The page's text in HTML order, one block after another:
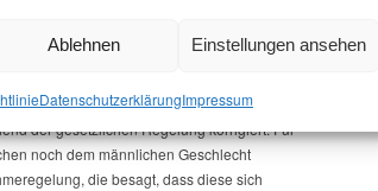
Ablehnen Einstellungen ansehen
Datenschutz­erklärungImpressum
im Reißverschlussverfahren
keine weiteren Bewerber*innen
Bewerber*in des anderen Geschlechts auf
diesem Prinzip nicht folgen, werden durch
der gesetzlichen Regelung korrigiert. Für
noch dem männlichen Geschlecht
die besagt, dass diese sich